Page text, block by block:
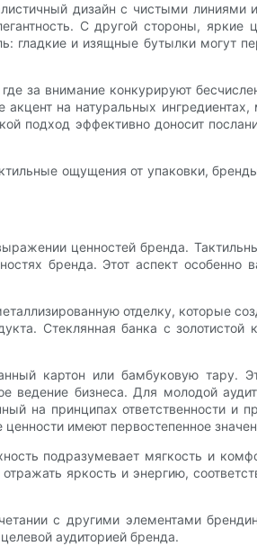
дизайн с чистыми линиями
С другой стороны, яркие
гладкие и изящные бутылки могут
за внимание конкурируют
на натуральных ингредиентах,
подход эффективно доносит
ощущения от упаковки,
ценностей бренда.
бренда. Этот аспект особенно
отделку, которые
Стеклянная банка с
картон или бамбуковую тару.
ведение бизнеса. Для молодой
на принципах ответственности и
имеют первостепенное
подразумевает мягкость и
яркость и энергию,
с другими элементами
аудиторией бренда.